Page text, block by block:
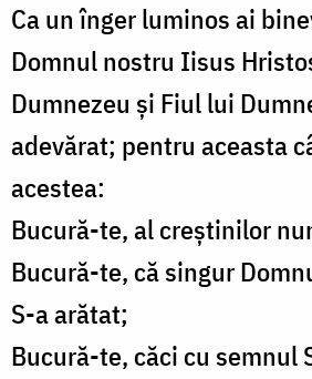
Ca un înger luminos ai
Domnul nostru Iisus
Dumnezeu şi Fiul lui
adevărat; pentru aceasta
acestea:
Bucură-te, al creştinilor
Bucură-te, că singur
S-a arătat;
Bucură-te, căci cu semnul